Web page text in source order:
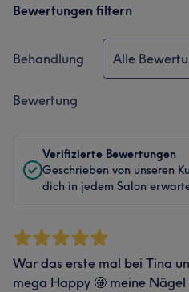
Bewertungen filtern
Behandlung Alle
Bewertung
Verifizierte Bewertungen
Geschrieben von unseren
dich in jedem Salon
War das erste mal bei Tina
mega Happy 🤩 meine Nägel